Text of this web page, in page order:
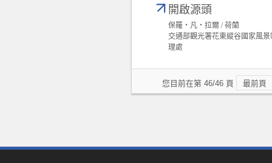
開啟源頭
保羅‧凡‧拉爾 / 荷蘭
交通部觀光署花東縱谷國家風景
理處
您目前在第 46/46 頁 最前頁